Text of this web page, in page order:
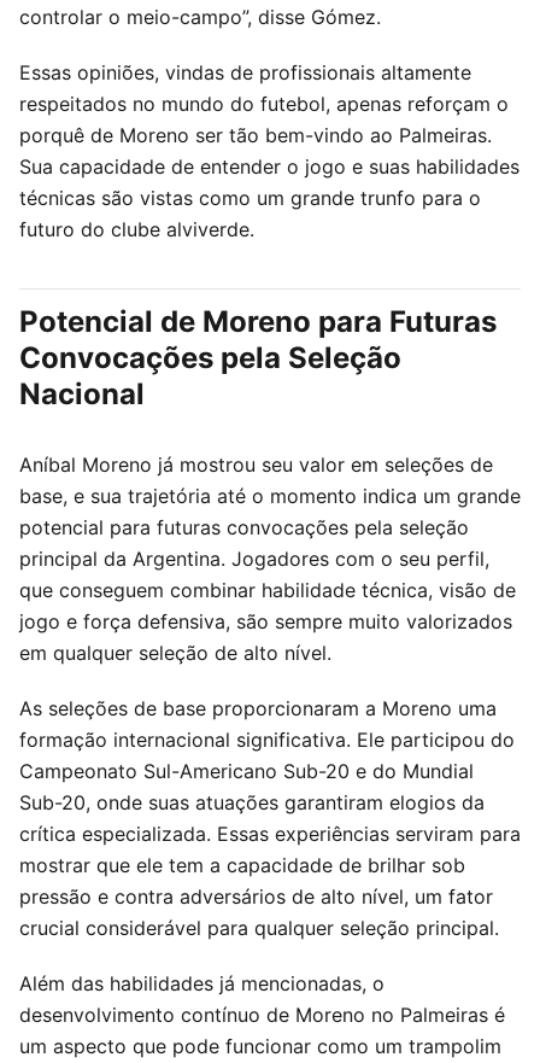
controlar o meio-campo”, disse Gómez.
Essas opiniões, vindas de profissionais altamente
respeitados no mundo do futebol, apenas reforçam o
porquê de Moreno ser tão bem-vindo ao Palmeiras.
Sua capacidade de entender o jogo e suas habilidades
técnicas são vistas como um grande trunfo para o
futuro do clube alviverde.
Potencial de Moreno para Futuras
Convocações pela Seleção
Nacional
Aníbal Moreno já mostrou seu valor em seleções de
base, e sua trajetória até o momento indica um grande
potencial para futuras convocações pela seleção
principal da Argentina. Jogadores com o seu perfil,
que conseguem combinar habilidade técnica, visão de
jogo e força defensiva, são sempre muito valorizados
em qualquer seleção de alto nível.
As seleções de base proporcionaram a Moreno uma
formação internacional significativa. Ele participou do
Campeonato Sul-Americano Sub-20 e do Mundial
Sub-20, onde suas atuações garantiram elogios da
crítica especializada. Essas experiências serviram para
mostrar que ele tem a capacidade de brilhar sob
pressão e contra adversários de alto nível, um fator
crucial considerável para qualquer seleção principal.
Além das habilidades já mencionadas, o
desenvolvimento contínuo de Moreno no Palmeiras é
um aspecto que pode funcionar como um trampolim